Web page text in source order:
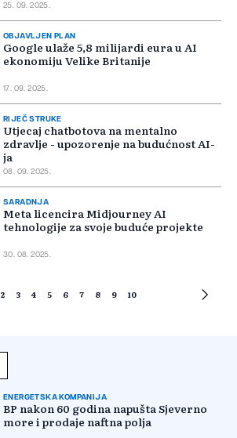
25. 09. 2025.
OBJAVLJEN PLAN
Google ulaže 5,8 milijardi eura u AI
ekonomiju Velike Britanije
17. 09. 2025.
RIJEČ STRUKE
Utjecaj chatbotova na mentalno
zdravlje - upozorenje na budućnost AI-
ja
08. 09. 2025.
SARADNJA
Meta licencira Midjourney AI
tehnologije za svoje buduće projekte
30. 08. 2025.
2 3 4 5 6 7 8 9 10
ENERGETSKA KOMPANIJA
BP nakon 60 godina napušta Sjeverno
more i prodaje naftna polja